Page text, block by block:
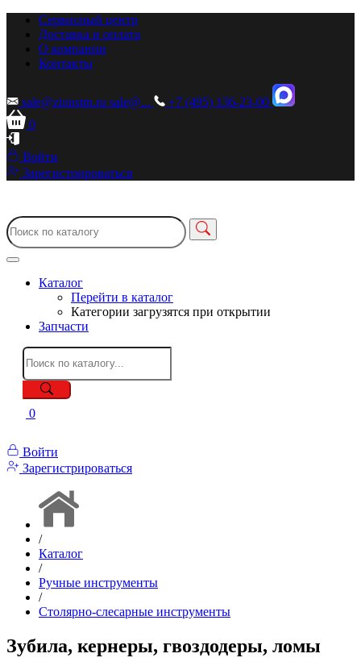
Сервисный центр
Доставка и оплата
О компании
Контакты
sale@zionstm.ru sale@...
+7 (495) 136-23-00
0
Войти
Зарегистрироваться
Каталог
Перейти в каталог
Категории загрузятся при открытии
Запчасти
0
Войти
Зарегистрироваться
/
Каталог
/
Ручные инструменты
/
Столярно-слесарные инструменты
Зубила, кернеры, гвоздодеры, ломы